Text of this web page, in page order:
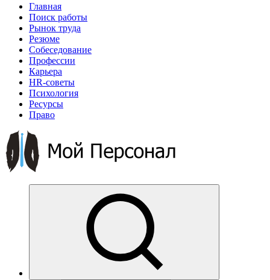
Главная
Поиск работы
Рынок труда
Резюме
Собеседование
Профессии
Карьера
HR-советы
Психология
Ресурсы
Право